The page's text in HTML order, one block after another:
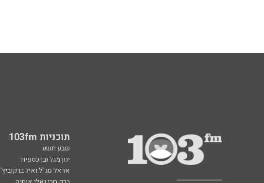
תוכניות 103fm
שבע תשע
ינון מגל ובן כספית
אראל סג"ל ואיל ברקוביץ'